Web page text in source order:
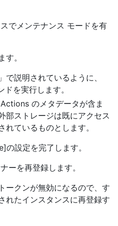
でメンテナンス モードを有
。
で説明されているように、
を実行します。
のメタデータが含ま
部ストレージは既にアクセス
れているものとします。
設定を完了します。
ーを再登録します。
ークンが無効になるので、す
れたインスタンスに再登録す